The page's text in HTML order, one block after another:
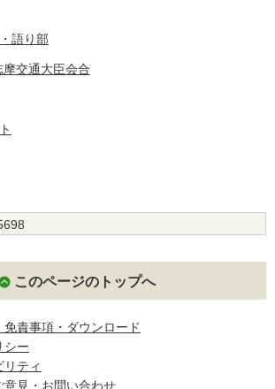
語り部
交通大臣会合
このページのトップへ
免責事項・ダウンロード
シー
ティ
意見・お問い合わせ